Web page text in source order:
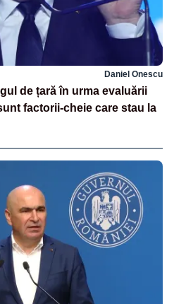
Daniel Onescu
de țară în urma evaluării
factorii-cheie care stau la